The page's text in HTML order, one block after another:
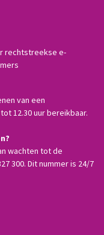
rechtstreekse e-
van een
12.30 uur bereikbaar.
wachten tot de
300. Dit nummer is 24/7